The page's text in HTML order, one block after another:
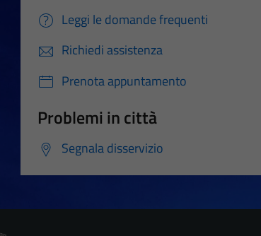
Leggi le domande frequenti
Richiedi assistenza
Prenota appuntamento
Problemi in città
Segnala disservizio